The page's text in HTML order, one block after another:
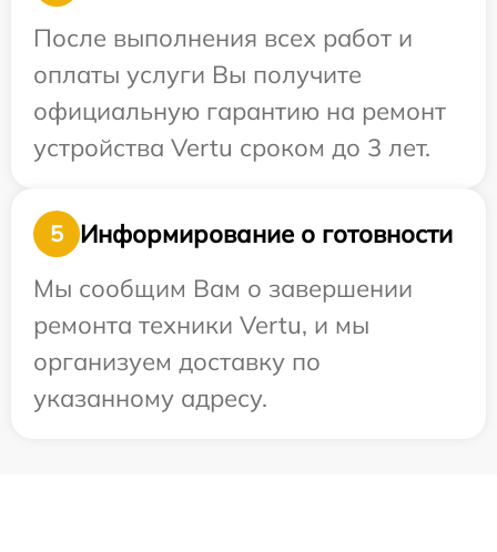
После выполнения всех работ и
оплаты услуги Вы получите
официальную гарантию на ремонт
устройства Vertu сроком до 3 лет.
5
Информирование о готовности
Мы сообщим Вам о завершении
ремонта техники Vertu, и мы
организуем доставку по
указанному адресу.